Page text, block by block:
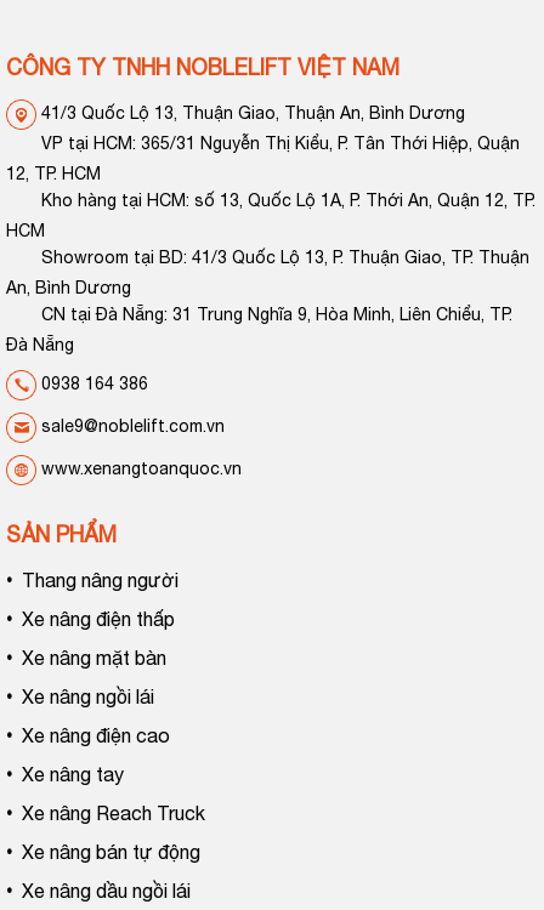
CÔNG TY TNHH NOBLELIFT VIỆT NAM
41/3 Quốc Lộ 13, Thuận Giao, Thuận An, Bình Dương
VP tại HCM: 365/31 Nguyễn Thị Kiểu, P. Tân Thới Hiệp, Quận
12, TP. HCM
Kho hàng tại HCM: số 13, Quốc Lộ 1A, P. Thới An, Quận 12, TP.
HCM
Showroom tại BD: 41/3 Quốc Lộ 13, P. Thuận Giao, TP. Thuận
An, Bình Dương
CN tại Đà Nẵng: 31 Trung Nghĩa 9, Hòa Minh, Liên Chiểu, TP.
Đà Nẵng
0938 164 386
sale9@noblelift.com.vn
www.xenangtoanquoc.vn
SẢN PHẨM
• Thang nâng người
• Xe nâng điện thấp
• Xe nâng mặt bàn
• Xe nâng ngồi lái
• Xe nâng điện cao
• Xe nâng tay
• Xe nâng Reach Truck
• Xe nâng bán tự động
• Xe nâng dầu ngồi lái